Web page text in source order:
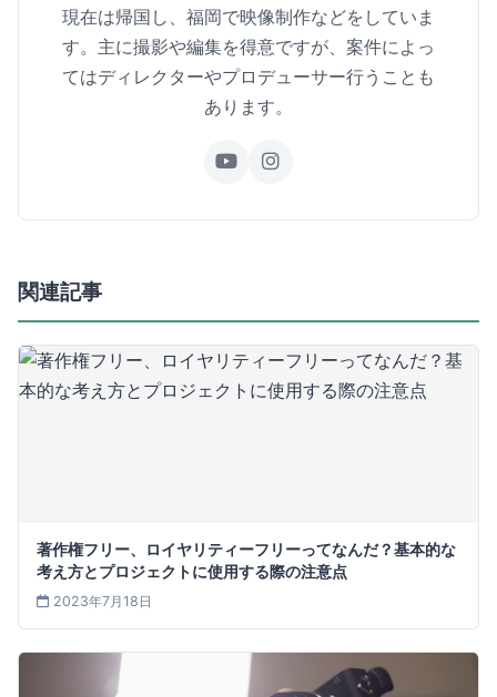
現在は帰国し、福岡で映像制作などをしていま
す。主に撮影や編集を得意ですが、案件によっ
てはディレクターやプロデューサー行うことも
あります。
関連記事
著作権フリー、ロイヤリティーフリーってなんだ？基本的な
考え方とプロジェクトに使用する際の注意点
2023年7月18日